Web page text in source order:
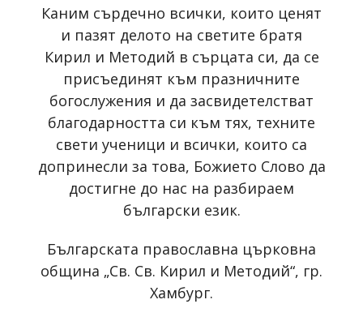
Каним сърдечно всички, които ценят
и пазят делото на светите братя
Кирил и Методий в сърцата си, да се
присъединят към празничните
богослужения и да засвидетелстват
благодарността си към тях, техните
свети ученици и всички, които са
допринесли за това, Божието Слово да
достигне до нас на разбираем
български език.
Българската православна църковна
община „Св. Св. Кирил и Методий“, гр.
Хамбург.